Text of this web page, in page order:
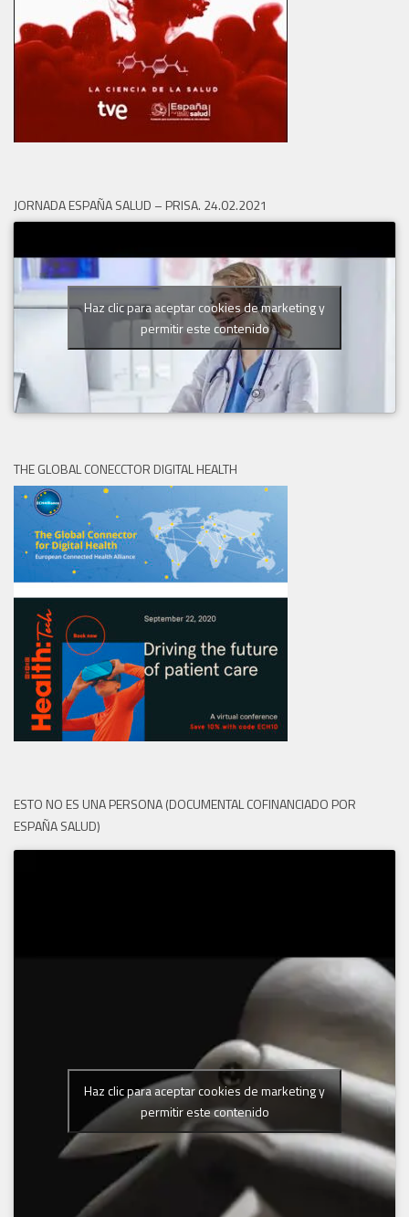
JORNADA ESPAÑA SALUD – PRISA. 24.02.2021
Haz clic para aceptar cookies de marketing y
permitir este contenido
THE GLOBAL CONECCTOR DIGITAL HEALTH
ESTO NO ES UNA PERSONA (DOCUMENTAL COFINANCIADO POR
ESPAÑA SALUD)
Haz clic para aceptar cookies de marketing y
permitir este contenido